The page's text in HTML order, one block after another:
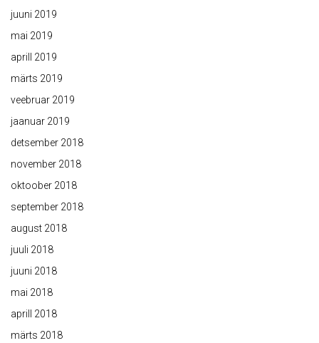
juuni 2019
mai 2019
aprill 2019
märts 2019
veebruar 2019
jaanuar 2019
detsember 2018
november 2018
oktoober 2018
september 2018
august 2018
juuli 2018
juuni 2018
mai 2018
aprill 2018
märts 2018